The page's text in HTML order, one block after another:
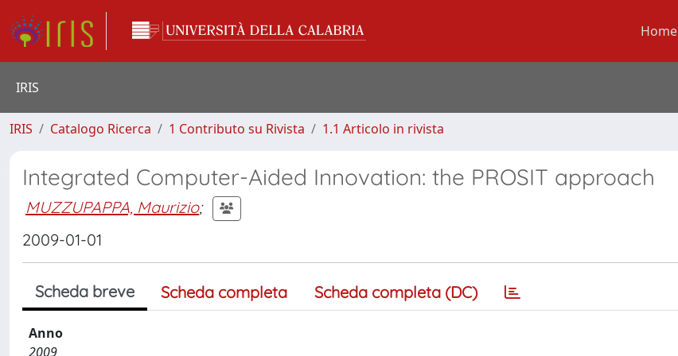
Home
IRIS
IRIS Catalogo Ricerca 1 Contributo su Rivista 1.1 Articolo in rivista
Integrated Computer-Aided Innovation: the PROSIT approach
MUZZUPAPPA, Maurizio;
2009-01-01
Scheda breve Scheda completa Scheda completa (DC)
Anno
2009